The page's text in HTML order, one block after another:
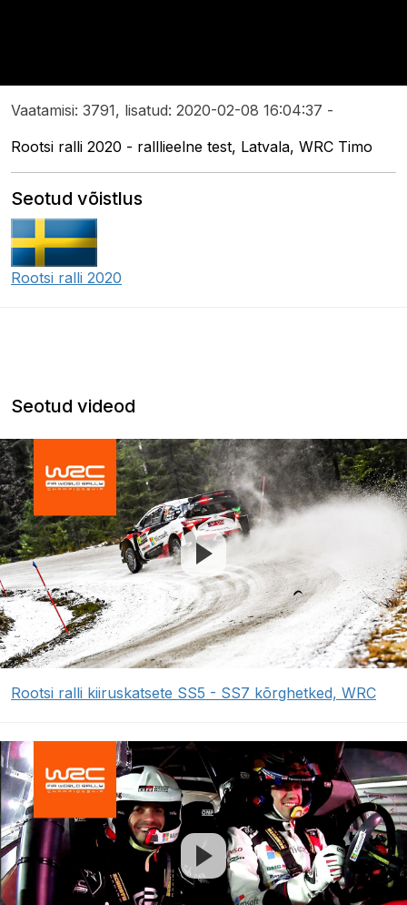
Vaatamisi: 3791, lisatud: 2020-02-08 16:04:37 -
Rootsi ralli 2020 - ralllieelne test, Latvala, WRC Timo
Seotud võistlus
Rootsi ralli 2020
Seotud videod
Rootsi ralli kiiruskatsete SS5 - SS7 kõrghetked, WRC